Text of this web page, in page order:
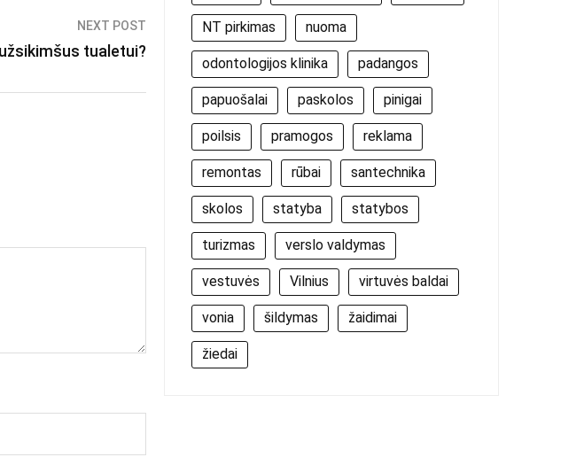
NEXT POST
tualetui?
NT pirkimas nuoma
odontologijos klinika padangos
papuošalai paskolos pinigai
poilsis pramogos reklama
remontas rūbai santechnika
skolos statyba statybos
turizmas verslo valdymas
vestuvės Vilnius virtuvės baldai
vonia šildymas žaidimai
žiedai